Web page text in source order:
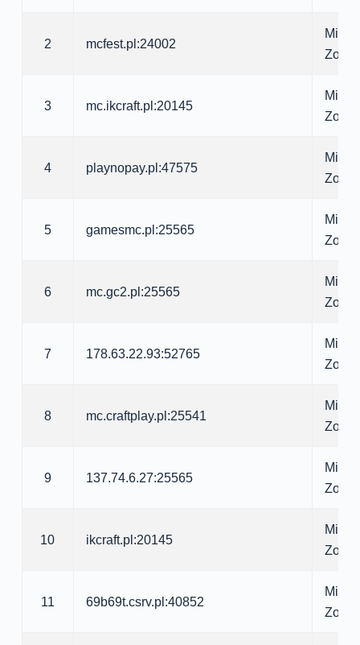
2 mcfest.pl:24002
3 mc.ikcraft.pl:20145
4 playnopay.pl:47575
5 gamesmc.pl:25565
6 mc.gc2.pl:25565
7 178.63.22.93:52765
8 mc.craftplay.pl:25541
9 137.74.6.27:25565
10 ikcraft.pl:20145
11 69b69t.csrv.pl:40852